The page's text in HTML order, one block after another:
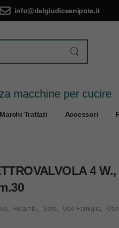
info@delgiudiceenipote.it
macchine per cucire
Marchi Trattati Accessori
4
Ricambi Stiro Uso Famiglia